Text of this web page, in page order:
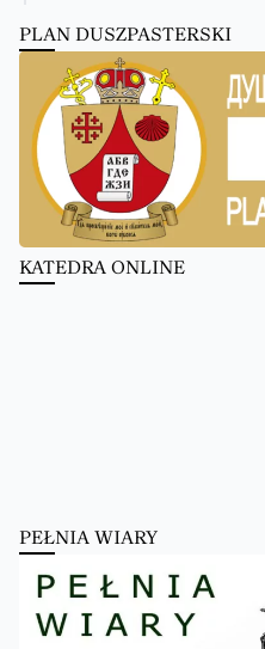
PLAN DUSZPASTERSKI
KATEDRA ONLINE
PEŁNIA WIARY